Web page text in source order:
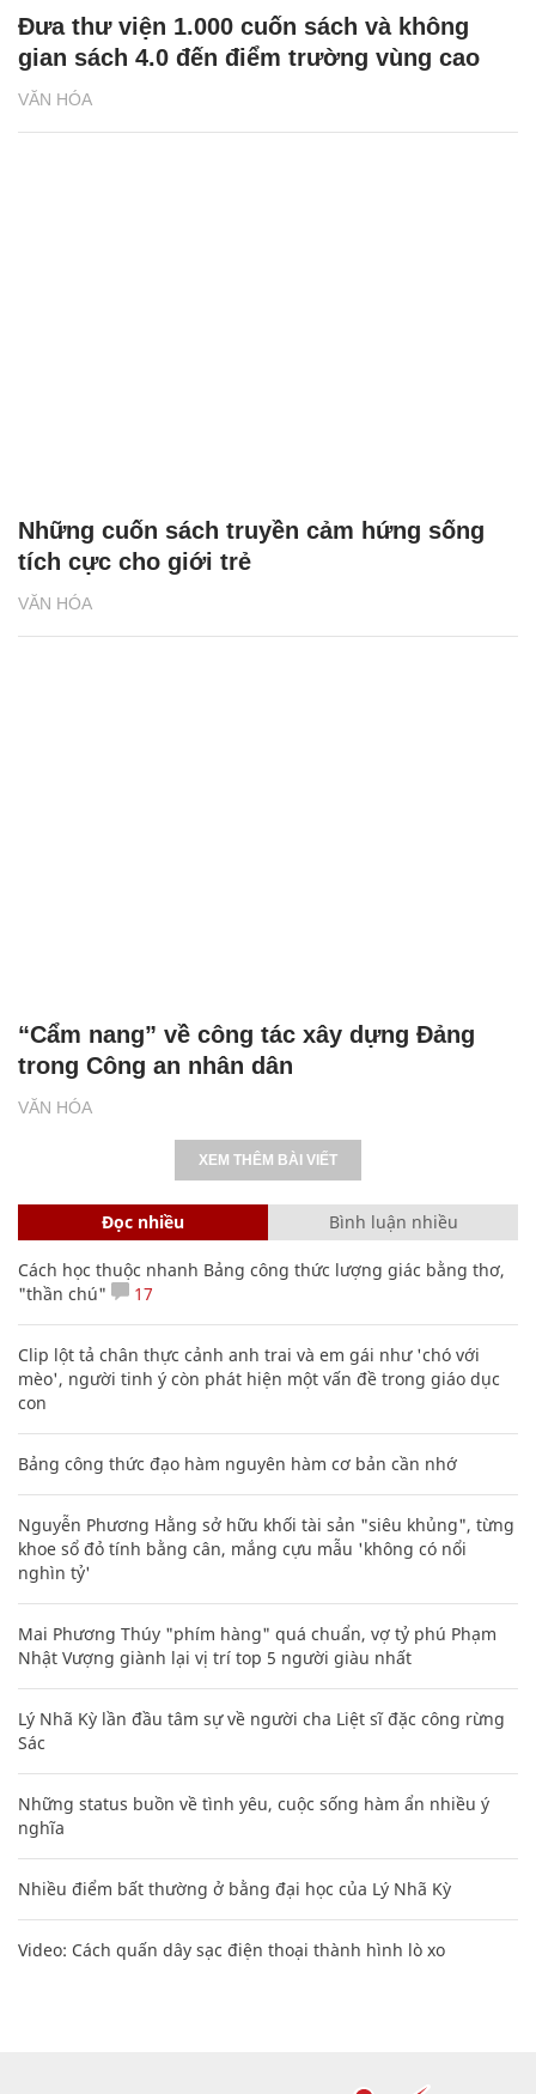
VĂN HÓA
Đưa thư viện 1.000 cuốn sách và không
gian sách 4.0 đến điểm trường vùng cao
VĂN HÓA
Những cuốn sách truyền cảm hứng sống
tích cực cho giới trẻ
VĂN HÓA
“Cẩm nang” về công tác xây dựng Đảng
trong Công an nhân dân
XEM THÊM BÀI VIẾT
Đọc nhiều Bình luận nhiều
Cách học thuộc nhanh Bảng công thức lượng giác bằng thơ,
"thần chú"
17
Clip lột tả chân thực cảnh anh trai và em gái như 'chó với
mèo', người tinh ý còn phát hiện một vấn đề trong giáo dục
con
Bảng công thức đạo hàm nguyên hàm cơ bản cần nhớ
Nguyễn Phương Hằng sở hữu khối tài sản "siêu khủng", từng
khoe sổ đỏ tính bằng cân, mắng cựu mẫu 'không có nổi
nghìn tỷ'
Mai Phương Thúy "phím hàng" quá chuẩn, vợ tỷ phú Phạm
Nhật Vượng giành lại vị trí top 5 người giàu nhất
Lý Nhã Kỳ lần đầu tâm sự về người cha Liệt sĩ đặc công rừng
Sác
Những status buồn về tình yêu, cuộc sống hàm ẩn nhiều ý
nghĩa
Nhiều điểm bất thường ở bằng đại học của Lý Nhã Kỳ
Video: Cách quấn dây sạc điện thoại thành hình lò xo